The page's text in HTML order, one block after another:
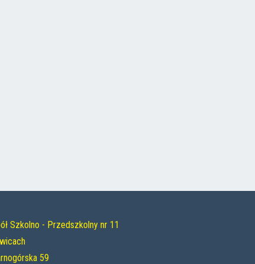
Szkolno - Przedszkolny nr 11
59